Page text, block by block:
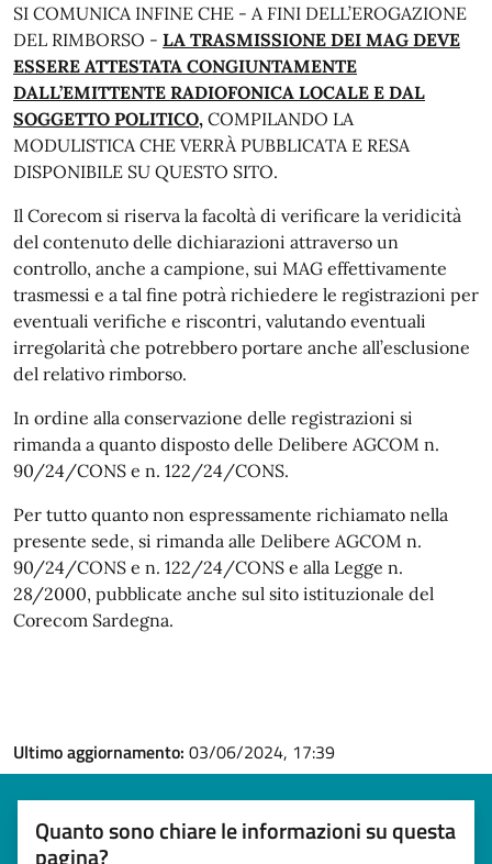
SI COMUNICA INFINE CHE - A FINI DELL’EROGAZIONE
DEL RIMBORSO - LA TRASMISSIONE DEI MAG DEVE
ESSERE ATTESTATA CONGIUNTAMENTE
DALL’EMITTENTE RADIOFONICA LOCALE E DAL
SOGGETTO POLITICO, COMPILANDO LA
MODULISTICA CHE VERRÀ PUBBLICATA E RESA
DISPONIBILE SU QUESTO SITO.
Il Corecom si riserva la facoltà di verificare la veridicità
del contenuto delle dichiarazioni attraverso un
controllo, anche a campione, sui MAG effettivamente
trasmessi e a tal fine potrà richiedere le registrazioni per
eventuali verifiche e riscontri, valutando eventuali
irregolarità che potrebbero portare anche all’esclusione
del relativo rimborso.
In ordine alla conservazione delle registrazioni si
rimanda a quanto disposto delle Delibere AGCOM n.
90/24/CONS e n. 122/24/CONS.
Per tutto quanto non espressamente richiamato nella
presente sede, si rimanda alle Delibere AGCOM n.
90/24/CONS e n. 122/24/CONS e alla Legge n.
28/2000, pubblicate anche sul sito istituzionale del
Corecom Sardegna.
Ultimo aggiornamento: 03/06/2024, 17:39
Quanto sono chiare le informazioni su questa
pagina?